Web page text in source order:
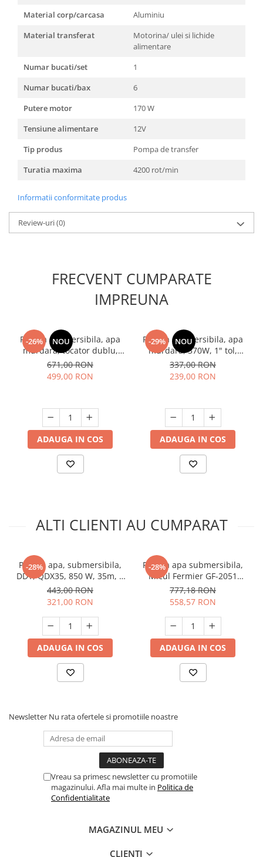
Suflante & Aspiratoare
Aspiratoare
Unelte Gradinarit
Ventilatoare & Sisteme Racire
Aparate de aer conditionat
Ventilatoare
Foarfeci tuns oi
Incubatoare oua
Material corp/carcasa
Aluminiu
Material transferat
Motorina/ ulei si lichide
alimentare
Numar bucati/set
1
Numar bucati/bax
6
Putere motor
170 W
Tensiune alimentare
12V
Tip produs
Pompa de transfer
Turatia maxima
4200 rot/min
Informatii conformitate produs
Review-uri(0)
FRECVENT CUMPARATE
IMPREUNA
-26% NOU
Pompa submersibila, apa
murdara, tocator dublu,
370W, max 8 m³/h, INOX,
DDT V370T
671,00 RON
499,00 RON
ADAUGA IN COS
-29% NOU
Pompa submersibila, apa
murdara, 370W, 1" tol,
aspiratie 7m, refulare 14m,
plutitor, 2 m3/h, Raider RD-
CAWP50
337,00 RON
239,00 RON
ADAUGA IN COS
ALTI CLIENTI AU CUMPARAT
-28%
Pompa apa, submersibila,
DDT, QDX35, 850 W, 35m, 1
tol, 2860 Rpm, 3 m³/h.
443,00 RON
321,00 RON
ADAUGA IN COS
-28%
Pompa apa submersibila,
Micul Fermier GF-2051
QDX10-20M 0.75KW 1.5"
777,18 RON
558,57 RON
ADAUGA IN COS
Newsletter Nu rata ofertele si promotiile noastre
Vreau sa primesc newsletter cu promotiile
magazinului. Afla mai multe in Politica de
Confidentialitate
MAGAZINUL MEU
CLIENTI